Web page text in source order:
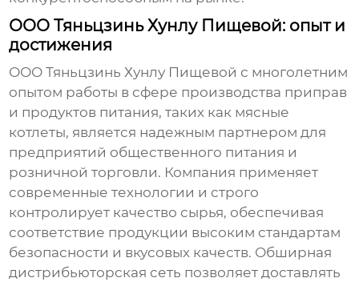
ООО Тяньцзинь Хунлу Пищевой: опыт и
достижения
ООО Тяньцзинь Хунлу Пищевой с многолетним
опытом работы в сфере производства приправ
и продуктов питания, таких как мясные
котлеты, является надежным партнером для
предприятий общественного питания и
розничной торговли. Компания применяет
современные технологии и строго
контролирует качество сырья, обеспечивая
соответствие продукции высоким стандартам
безопасности и вкусовых качеств. Обширная
дистрибьюторская сеть позволяет доставлять